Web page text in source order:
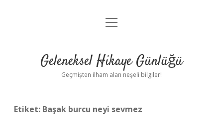
Anasayfa
Yasal Uyarı
menüyü
Geleneksel Hikaye Günlüğü
Geçmişten ilham alan neşeli bilgiler!
Etiket: Başak burcu neyi sevmez